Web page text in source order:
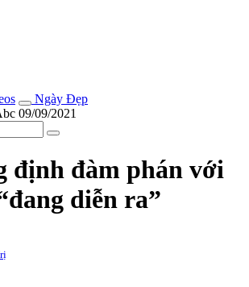
Ngày Đẹp
09/09/2021
định đàm phán với
diễn ra”